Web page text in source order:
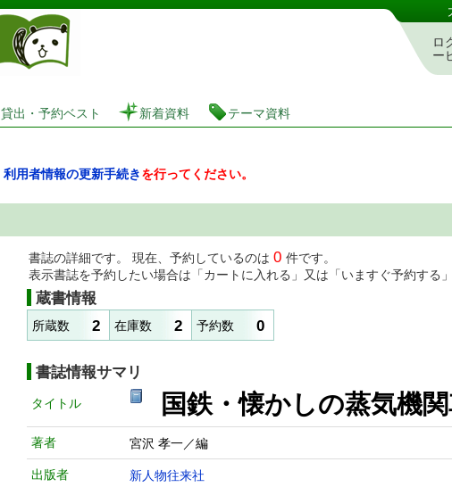
図書館 蔵書検索・予約システム
ロ
ー
貸出・予約ベスト 新着資料 テーマ資料
利用者情報の更新手続きを行ってください。
書誌の詳細です。 現在、予約しているのは 0 件です。
表示書誌を予約したい場合は「カートに入れる」又は「いますぐ予約する
蔵書情報
所蔵数 2 在庫数 2 予約数 0
書誌情報サマリ
タイトル 国鉄・懐かしの蒸
著者 宮沢 孝一／編
出版者 新人物往来社